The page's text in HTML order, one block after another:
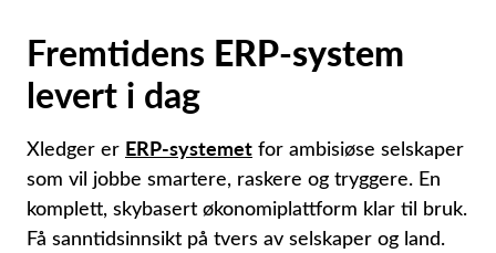
Fremtidens ERP-system
levert i dag
Xledger er ERP-systemet for ambisiøse selskaper
som vil jobbe smartere, raskere og tryggere. En
komplett, skybasert økonomiplattform klar til bruk.
Få sanntidsinnsikt på tvers av selskaper og land.